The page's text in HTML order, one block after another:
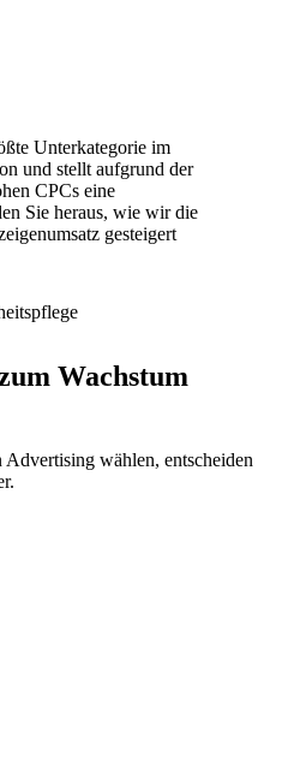
Unterkategorie im
und stellt aufgrund der
CPCs eine
Sie heraus, wie wir die
gesteigert
Wachstum
wählen, entscheiden